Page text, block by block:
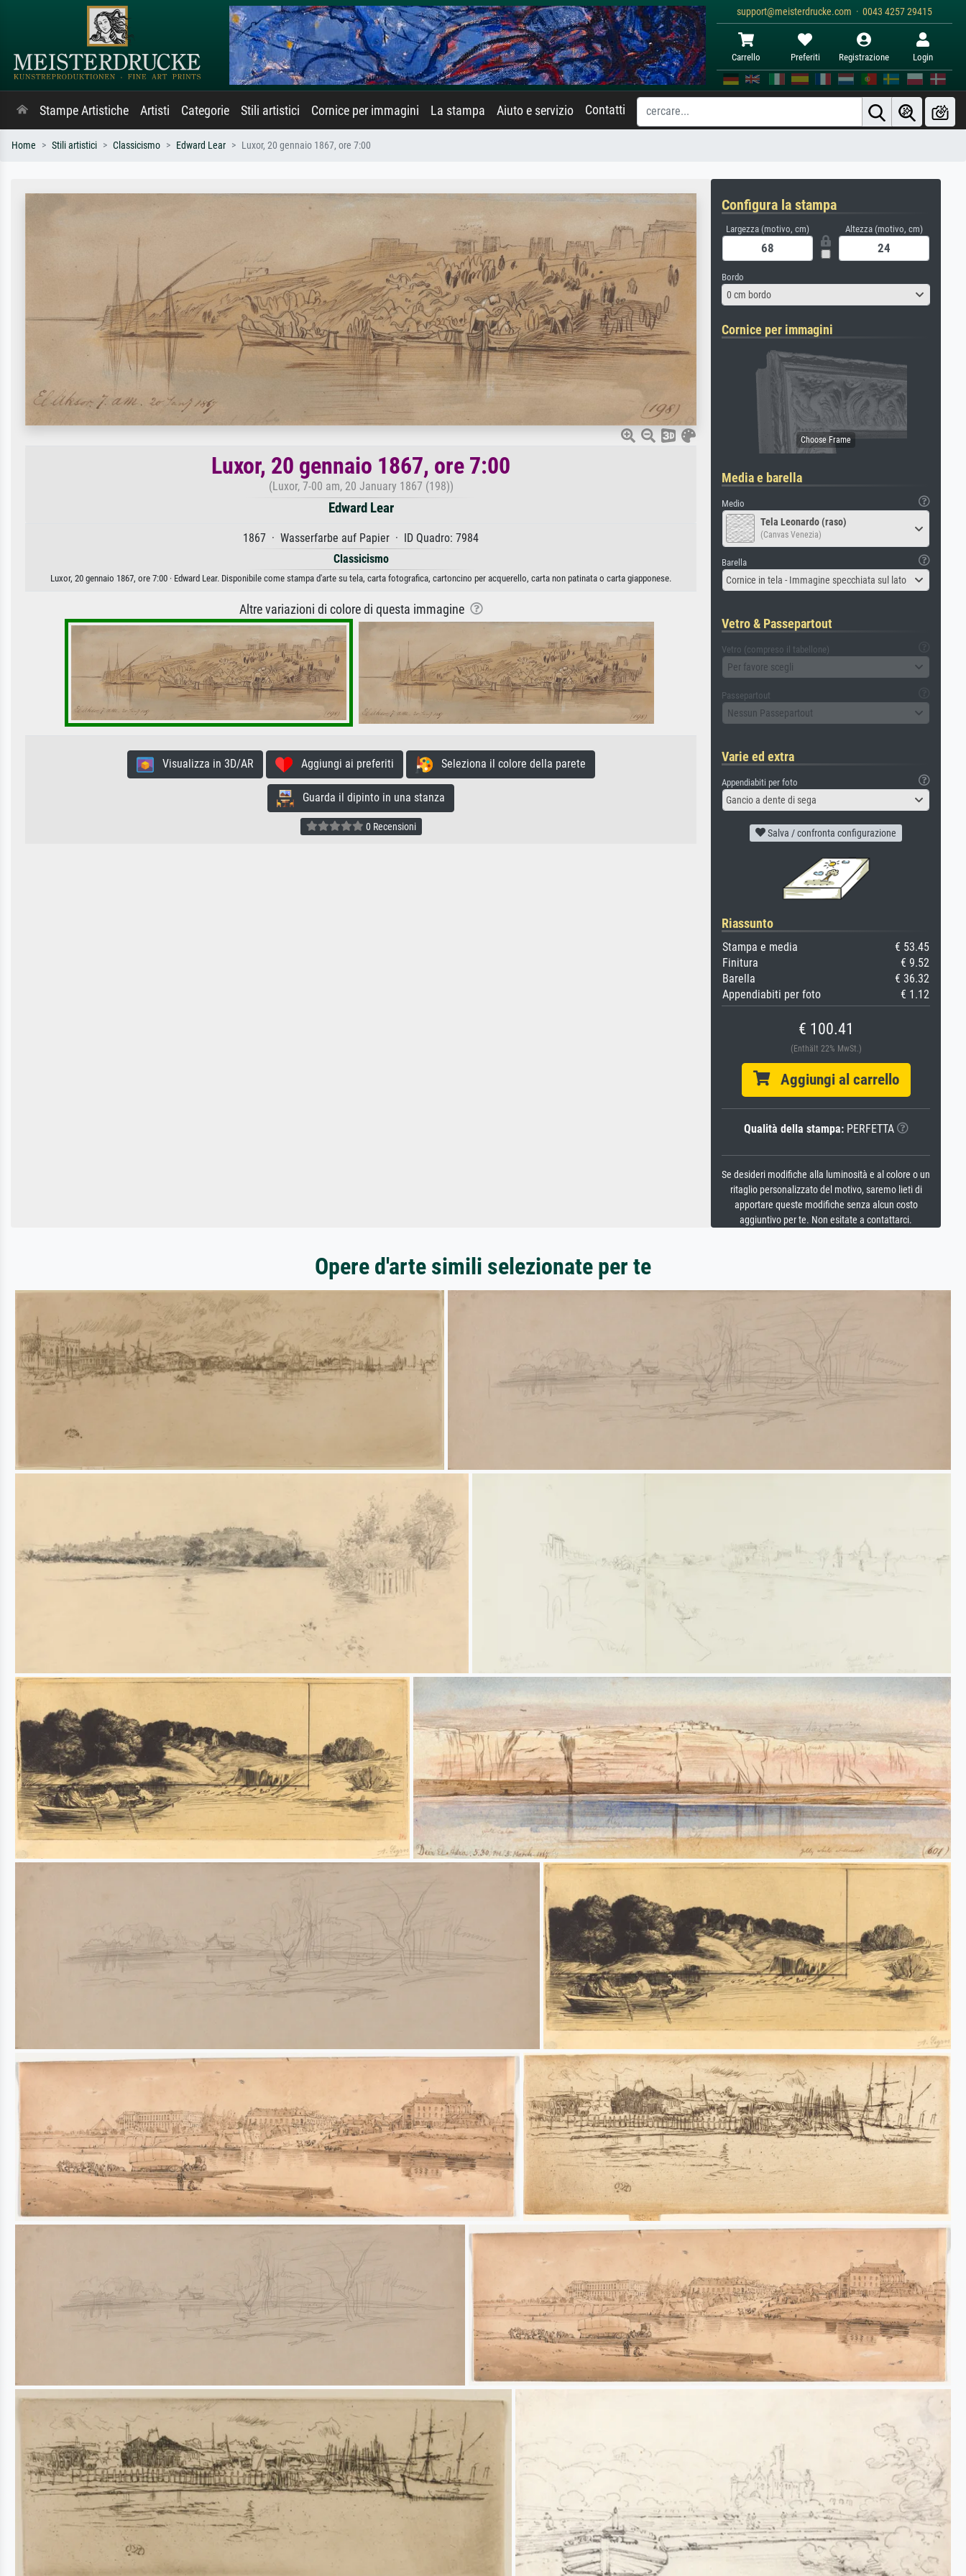
support@meisterdrucke.com · 0043 4257 29415
Carrello Preferiti Registrazione Login
Stampe Artistiche Artisti Categorie Stili artistici Cornice per immagini La stampa Aiuto e servizio Contatti
Home Stili artistici Classicismo Edward Lear Luxor, 20 gennaio 1867, ore 7:00
Luxor, 20 gennaio 1867, ore 7:00
(Luxor, 7-00 am, 20 January 1867 (198))
Edward Lear
1867 · Wasserfarbe auf Papier · ID Quadro: 7984
Classicismo
Luxor, 20 gennaio 1867, ore 7:00 · Edward Lear. Disponibile come stampa d'arte su tela, carta fotografica, cartoncino per acquerello, carta non patinata o carta giapponese.
Altre variazioni di colore di questa immagine
Visualizza in 3D/AR Aggiungi ai preferiti Seleziona il colore della parete
Guarda il dipinto in una stanza
0 Recensioni
Configura la stampa
Largezza (motivo, cm) Altezza (motivo, cm)
Bordo
0 cm bordo
Cornice per immagini
Media e barella
Medio
Tela Leonardo (raso)
(Canvas Venezia)
Barella
Cornice in tela - Immagine specchiata sul lato
Vetro & Passepartout
Vetro (compreso il tabellone)
Per favore scegli
Passepartout
Nessun Passepartout
Varie ed extra
Appendiabiti per foto
Gancio a dente di sega
Salva / confronta configurazione
Riassunto
Stampa e media
€ 53.45
Finitura
€ 9.52
Barella
€ 36.32
Appendiabiti per foto
€ 1.12
€ 100.41
(Enthält 22% MwSt.)
Aggiungi al carrello
Qualità della stampa:PERFETTA
Se desideri modifiche alla luminosità e al colore o un
ritaglio personalizzato del motivo, saremo lieti di
apportare queste modifiche senza alcun costo
aggiuntivo per te. Non esitate a contattarci.
Opere d'arte simili selezionate per te